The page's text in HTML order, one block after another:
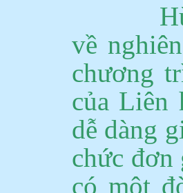
về
chương
của Liên
dễ dàng
chức
có một